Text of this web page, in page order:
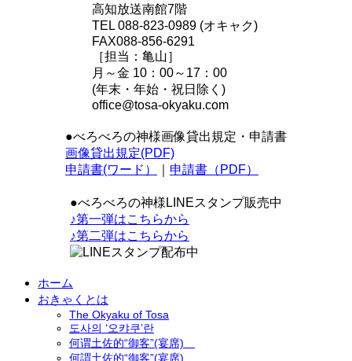
高知放送南館7階
TEL 088-823-0989 (オキャク)
FAX088-856-6291
［担当：亀山］
月～金 10：00～17：00
(年末・年始・祝日除く)
office@tosa-okyaku.com
●べろべろの神様画像貸出規定・申請書
画像貸出規定(PDF)
申請書(ワード）
申請書（PDF）
●べろべろの神様LINEスタンプ販売中
♪第一弾はこちらから
♪第二弾はこちらから
ホーム
おきゃくとは
The Okyaku of Tosa
도사의 ‘오캬쿠’란
何谓土佐的“御客”(宴席)
何謂土佐的“御客”(宴席)